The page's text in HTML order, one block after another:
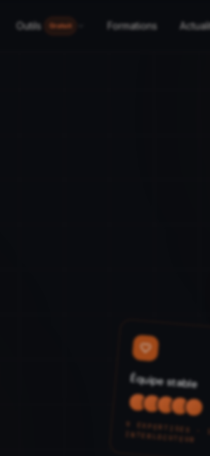
Outils Gratuit Formations
Équipe stable
9 EXPERTISES · 1
INTERLOCUTEUR